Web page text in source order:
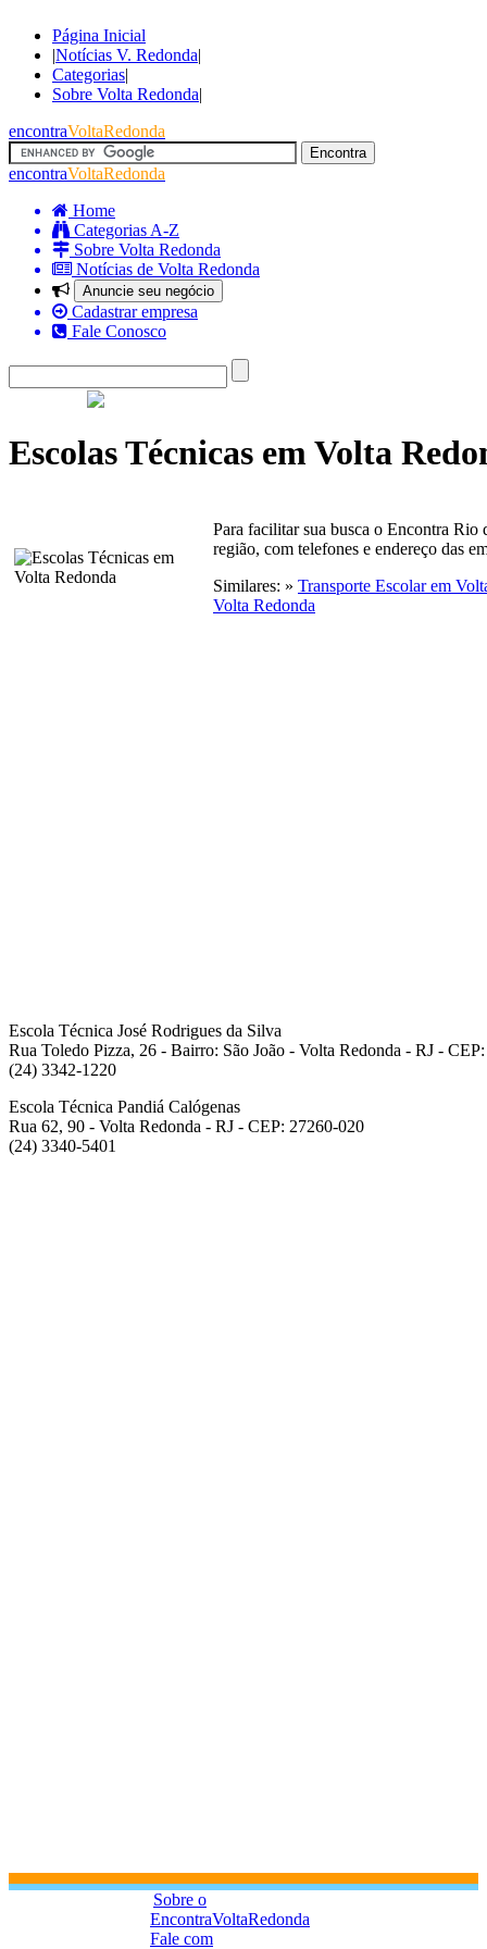
Página Inicial
|Notícias V. Redonda|
Categorias|
Sobre Volta Redonda|
encontraVoltaRedonda
encontraVoltaRedonda
Home
Categorias A-Z
Sobre Volta Redonda
Notícias de Volta Redonda
Anuncie seu negócio
Cadastrar empresa
Fale Conosco
Escolas Técnicas em Volta
Para facilitar sua busca o Encontra Rio
região, com telefones e endereço das
Similares: » Transporte Escolar em
Volta Redonda
Escola Técnica José Rodrigues da Silva
Rua Toledo Pizza, 26 - Bairro: São João - Volta Redonda - RJ -
(24) 3342-1220
Escola Técnica Pandiá Calógenas
Rua 62, 90 - Volta Redonda - RJ - CEP: 27260-020
(24) 3340-5401
Sobre o
EncontraVoltaRedonda
Fale com